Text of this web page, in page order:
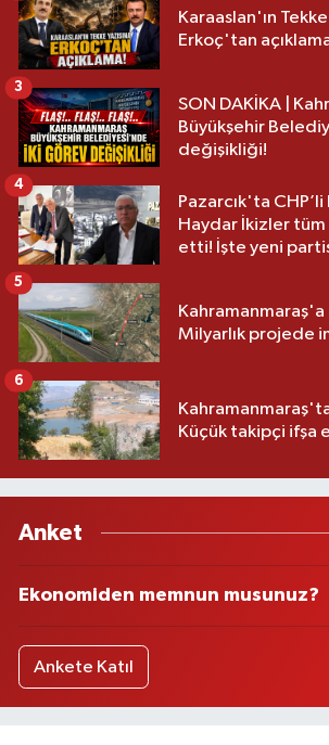
Karaaslan'ın Tekke
Erkoç'tan
SON DAKİKA |
Büyükşehir
değişikliği!
3
Pazarcık'ta
Haydar İkizler
etti! İşte yeni
4
Kahramanmaraş'a
Milyarlık projede
5
Küçük takipçi ifşa
6
Anket
Ekonomiden memnun musunuz?
Ankete Katıl